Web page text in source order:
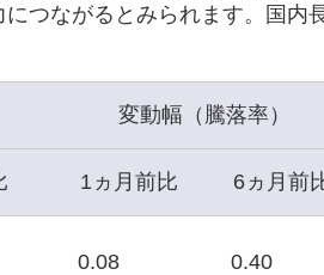
つながるとみられます。国内
変動幅（騰落率）
1ヵ月前比 6ヵ月前
0.08 0.40